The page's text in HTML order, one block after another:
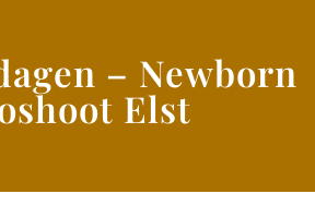
– Newborn
Elst